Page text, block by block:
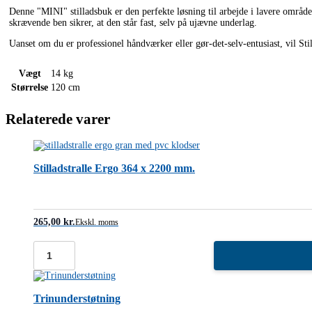
Denne "MINI" stilladsbuk er den perfekte løsning til arbejde i lavere
skrævende ben sikrer, at den står fast, selv på ujævne underlag.
Uanset om du er professionel håndværker eller gør-det-selv-entusiast, vil
Vægt
14 kg
Størrelse 120 cm
Relaterede varer
Stilladstralle Ergo 364 x 2200 mm.
265,00 kr.Ekskl. moms
Stilladstralle
Ergo
364
x
2200
Trinunderstøtning